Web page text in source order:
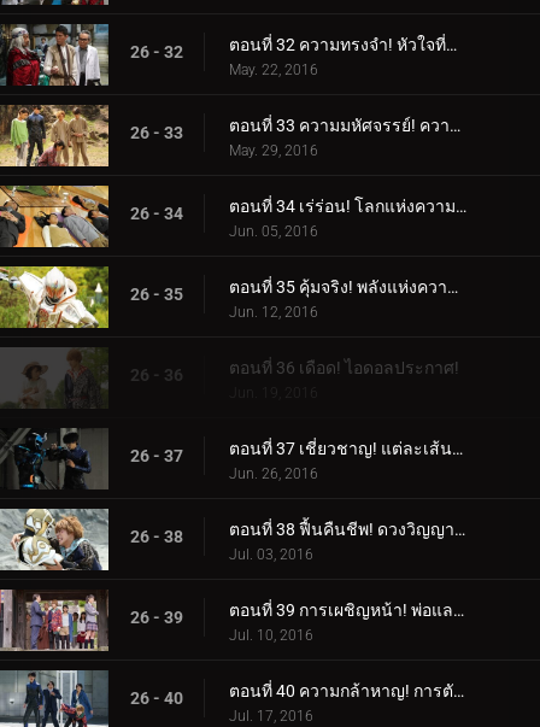
26 - 32 ตอนที่ 32 ความทรงจำ! หัวใจที่ซ่อนอยู่!
May. 22, 2016
26 - 33 ตอนที่ 33 ความมหัศจรรย์! ความรู้สึกไม่จำกัด!
May. 29, 2016
26 - 34 ตอนที่ 34 เร่ร่อน! โลกแห่งความฝัน!
Jun. 05, 2016
26 - 35 ตอนที่ 35 คุ้มจริง! พลังแห่งความสนุก!
Jun. 12, 2016
26 - 36 ตอนที่ 36 เดือด! ไอดอลประกาศ!
Jun. 19, 2016
26 - 37 ตอนที่ 37 เชี่ยวชาญ! แต่ละเส้นทางของพวกเขา!
Jun. 26, 2016
26 - 38 ตอนที่ 38 ฟื้นคืนชีพ! ดวงวิญญาณแห่งแสงสว่าง!
Jul. 03, 2016
26 - 39 ตอนที่ 39 การเผชิญหน้า! พ่อและลูกสาว!
Jul. 10, 2016
26 - 40 ตอนที่ 40 ความกล้าหาญ! การตัดสินใจอย่างกล้าหาญ!
Jul. 17, 2016